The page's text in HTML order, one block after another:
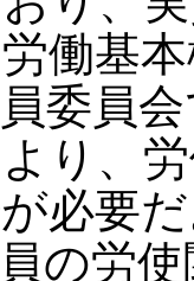
働基
委員
り、
必要
の労